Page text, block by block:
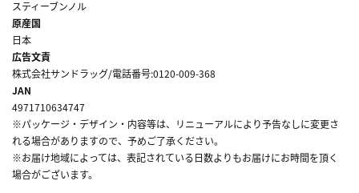
スティーブンノル
原産国
日本
広告文責
株式会社サンドラッグ/電話番号:0120-009-368
JAN
4971710634747
※パッケージ・デザイン・内容等は、リニューアルにより予告なしに変更さ
れる場合がありますので、予めご了承ください。
※お届け地域によっては、表記されている日数よりもお届けにお時間を頂く
場合がございます。